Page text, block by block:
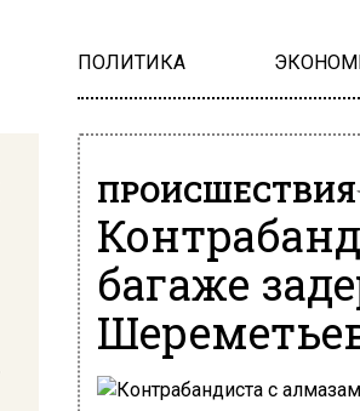
ПОЛИТИКА
ПРОИСШЕСТВИЯ
багаже